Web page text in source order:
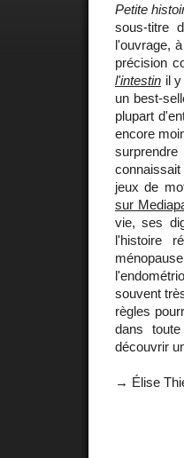
Petite
sous-titre
l'ouvrage,
précision
l'intestin il
un best-
plupart
encore
jeux de
sur
vie, ses
l'histoire
souvent
règles
dans
découvrir
→ Élise